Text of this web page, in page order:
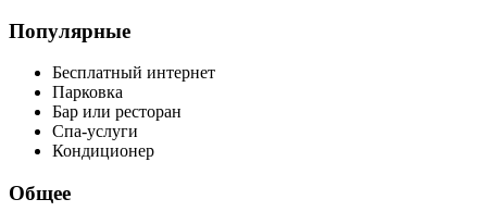
Популярные
Бесплатный интернет
Парковка
Бар или ресторан
Спа-услуги
Кондиционер
Общее